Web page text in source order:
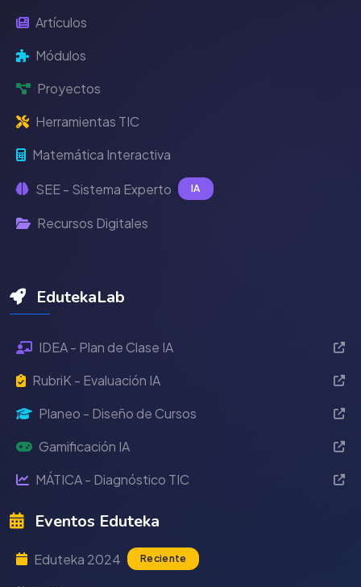
Artículos
Módulos
Proyectos
Herramientas TIC
Matemática Interactiva
SEE - Sistema Experto IA
Recursos Digitales
EdutekaLab
IDEA - Plan de Clase IA
RubriK - Evaluación IA
Planeo - Diseño de Cursos
Gamificación IA
MÁTICA - Diagnóstico TIC
Eventos Eduteka
Eduteka 2024 Reciente